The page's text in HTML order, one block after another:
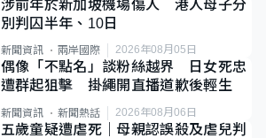
涉前年於新加坡機場傷人 港人母子分
別判囚半年、10日
新聞資訊 兩岸國際 2026年08月05日
偶像「不點名」談粉絲越界 日女死忠
遭群起狙擊 掛繩開直播道歉後輕生
新聞資訊 新聞熱話 2026年08月06日
五歲童疑遭虐死｜母親認誤殺及虐兒判